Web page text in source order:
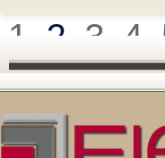
1 2 3 4